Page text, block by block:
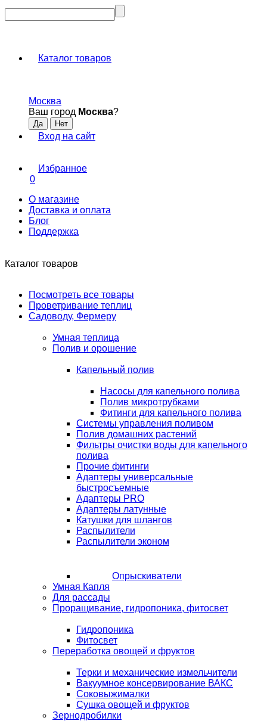
Каталог товаров
Москва
Ваш город Москва?
Вход на сайт
Избранное
0
О магазине
Доставка и оплата
Блог
Поддержка
Каталог товаров
Посмотреть все товары
Проветривание теплиц
Садоводу, Фермеру
Умная теплица
Полив и орошение
Капельный полив
Насосы для капельного полива
Полив микротрубками
Фитинги для капельного полива
Системы управления поливом
Полив домашних растений
Фильтры очистки воды для капельного
полива
Прочие фитинги
Адаптеры универсальные
быстросъемные
Адаптеры PRO
Адаптеры латунные
Катушки для шлангов
Распылители
Распылители эконом
Опрыскиватели
Умная Капля
Для рассады
Проращивание, гидропоника, фитосвет
Гидропоника
Фитосвет
Переработка овощей и фруктов
Терки и механические измельчители
Вакуумное консервирование ВАКС
Соковыжималки
Сушка овощей и фруктов
Зернодробилки